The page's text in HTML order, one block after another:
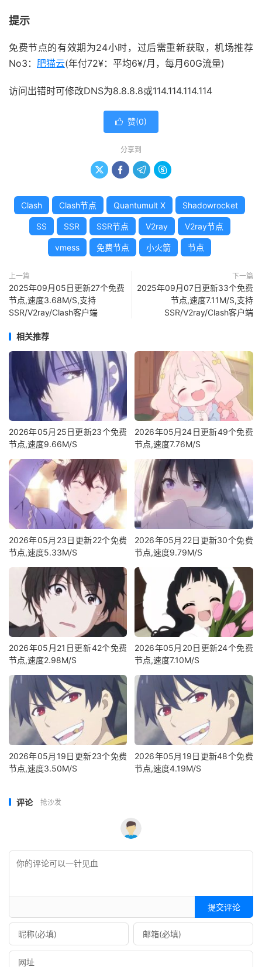
提示
免费节点的有效期为24小时，过后需重新获取，机场推荐
No3： 肥猫云(年付72¥：平均6¥/月，每月60G流量)
访问出错时可修改DNS为8.8.8.8或114.114.114.114
 赞(0)
分享到
   
Clash Clash节点 Quantumult X Shadowrocket
SS SSR SSR节点 V2ray V2ray节点
vmess 免费节点 小火箭 节点
上一篇
2025年09月05日更新27个免费
节点,速度3.68M/S,支持
SSR/V2ray/Clash客户端
下一篇
2025年09月07日更新33个免费
节点,速度7.11M/S,支持
SSR/V2ray/Clash客户端
相关推荐
2026年05月25日更新23个免费
节点,速度9.66M/S
2026年05月24日更新49个免费
节点,速度7.76M/S
2026年05月23日更新22个免费
节点,速度5.33M/S
2026年05月22日更新30个免费
节点,速度9.79M/S
2026年05月21日更新42个免费
节点,速度2.98M/S
2026年05月20日更新24个免费
节点,速度7.10M/S
2026年05月19日更新23个免费
节点,速度3.50M/S
2026年05月19日更新48个免费
节点,速度4.19M/S
评论 抢沙发
提交评论